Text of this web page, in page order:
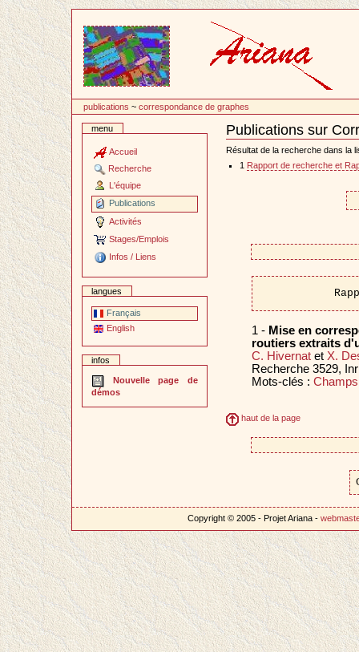
contenu
publications ~correspondance de graphes
menu
Accueil
Recherche
L'équipe
Publications
Activités
Stages/Emplois
Infos / Liens
langues
Français
English
infos
Nouvelle page de
démos
Publications sur
Document
Actions
Résultat de la recherche dans la
1
Rapport de recherche et
1 - Mise en
routiers extraits
C. Hivernatet X.
Recherche 3529,
Mots-clés :
haut de la page
Copyright © 2005 - Projet Ariana -